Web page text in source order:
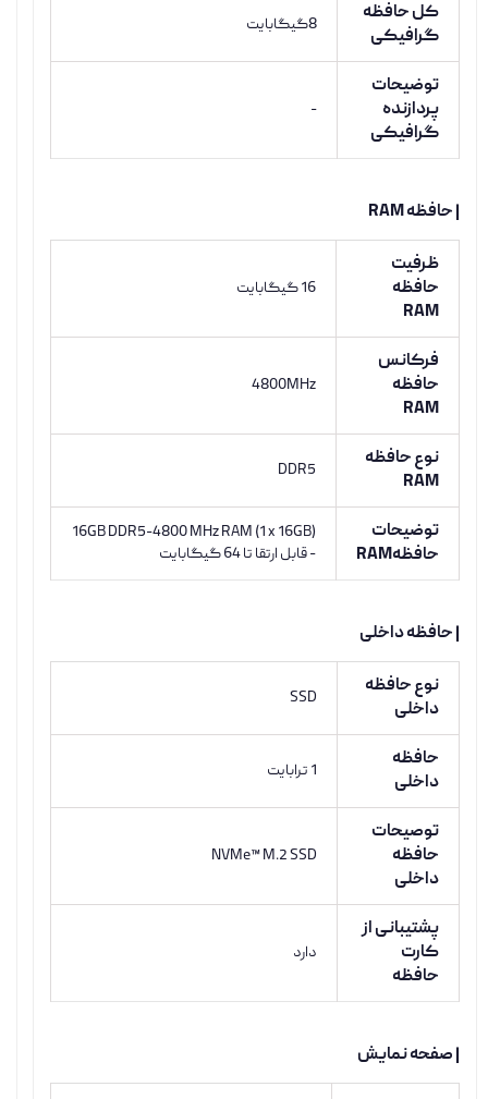
کل حافظه
گرافیکی
8گیگابایت
توضیحات
پردازنده
گرافیکی
-
| حافظه RAM
ظرفیت
حافظه
RAM
16 گیگابایت
فرکانس
حافظه
RAM
4800MHz
نوع حافظه
RAM
DDR5
توضیحات
حافظهRAM
16GB DDR5-4800 MHz RAM (1 x 16GB)
- قابل ارتقا تا 64 گیگابایت
| حافظه داخلی
نوع حافظه
داخلی
SSD
حافظه
داخلی
1 ترابایت
توصیحات
حافظه
داخلی
NVMe™ M.2 SSD
پشتیبانی از
کارت
حافظه
دارد
| صفحه نمایش